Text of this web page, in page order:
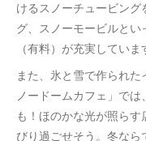
けるスノーチュービン
グ、スノーモービルと
（有料）が充実していま
また、氷と雪で作られ
ノードームカフェ」で
も！ほのかな光が照ら
びり過ごせそう。冬なら